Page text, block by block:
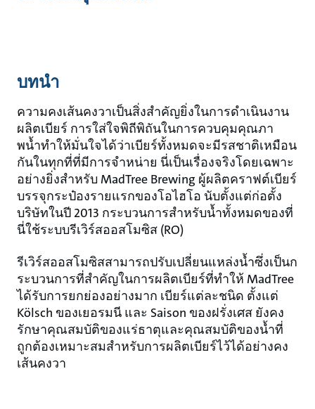
บทนำ
ความคงเส้นคงวาเป็นสิ่งสําคัญยิ่งในการดําเนินงาน
ผลิตเบียร์ การใส่ใจพิถีพิถันในการควบคุมคุณภา
พน้ำทําให้มั่นใจได้ว่าเบียร์ทั้งหมดจะมีรสชาติเหมือน
กันในทุกที่ที่มีการจำหน่าย นี่เป็นเรื่องจริงโดยเฉพาะ
อย่างยิ่งสําหรับ MadTree Brewing ผู้ผลิตคราฟต์เบียร์
บรรจุกระป๋องรายแรกของโอไฮโอ นับตั้งแต่ก่อตั้ง
บริษัทในปี 2013 กระบวนการสำหรับน้ำทั้งหมดของที่
นี่ใช้ระบบรีเวิร์สออสโมซิส (RO)
รีเวิร์สออสโมซิสสามารถปรับเปลี่ยนแหล่งน้ำซึ่งเป็นก
ระบวนการที่สําคัญในการผลิตเบียร์ที่ทำให้ MadTree
ได้รับการยกย่องอย่างมาก เบียร์แต่ละชนิด ตั้งแต่
Kölsch ของเยอรมนี และ Saison ของฝรั่งเศส ยังคง
รักษาคุณสมบัติของแร่ธาตุและคุณสมบัติของน้ำที่
ถูกต้องเหมาะสมสำหรับการผลิตเบียร์ไว้ได้อย่างคง
เส้นคงวา